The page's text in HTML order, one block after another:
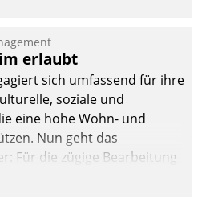
erlaubt
sich umfassend für ihre
soziale und
eine hohe Wohn- und
Nun geht das
Für die zügige Bearbeitung
Lob – richtet das